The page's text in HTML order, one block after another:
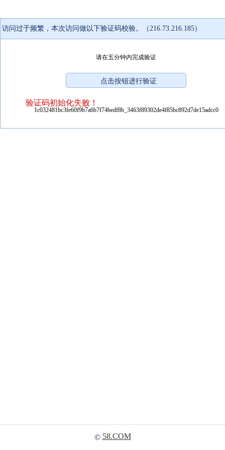
访问过于频繁，本次访问做以下验证码校验。（216.73.216.185）
请在五分钟内完成验证
验证码初始化失败！
1c032481bc3fe60f9b7a6b7f74bedf8b_3463f89302de4f85bc892d7de15adcc0
© 58.COM